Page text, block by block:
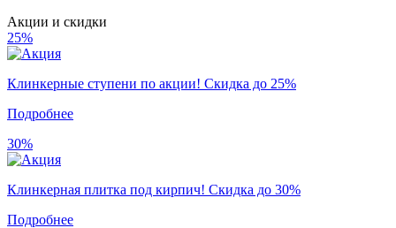
Акции и скидки
25%
Клинкерные ступени по акции! Скидка до 25%
Подробнее
30%
Клинкерная плитка под кирпич! Скидка до 30%
Подробнее